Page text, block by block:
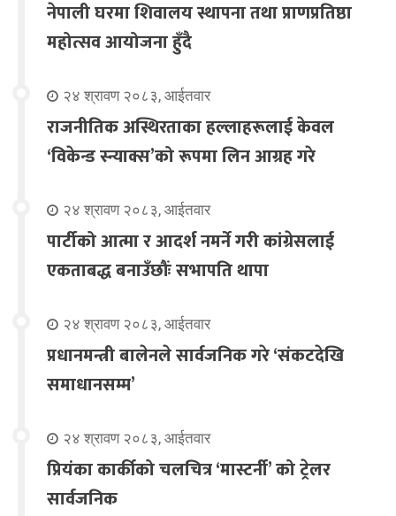
नेपाली घरमा शिवालय स्थापना तथा प्राणप्रतिष्ठा
महोत्सव आयोजना हुँदै
२४ श्रावण २०८३, आईतवार
राजनीतिक अस्थिरताका हल्लाहरूलाई केवल
‘विकेन्ड स्न्याक्स’को रूपमा लिन आग्रह गरे
२४ श्रावण २०८३, आईतवार
पार्टीको आत्मा र आदर्श नमर्ने गरी कांग्रेसलाई
एकताबद्ध बनाउँछौंः सभापति थापा
२४ श्रावण २०८३, आईतवार
प्रधानमन्त्री बालेनले सार्वजनिक गरे ‘संकटदेखि
समाधानसम्म’
२४ श्रावण २०८३, आईतवार
प्रियंका कार्कीको चलचित्र ‘मास्टर्नी’ को ट्रेलर
सार्वजनिक